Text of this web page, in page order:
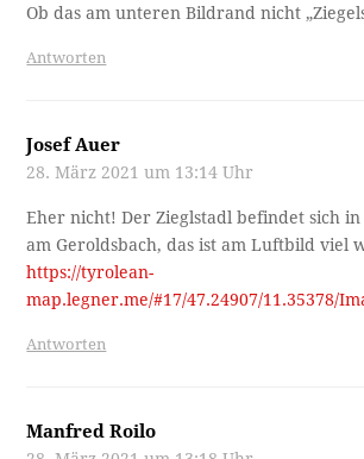
Ob das am unteren Bildrand nicht
Antworten
Josef Auer
28. März 2021 um 13:14 Uhr
Eher nicht! Der Zieglstadl befindet sich in
am Geroldsbach, das ist am Luftbild viel
https://tyrolean-
map.legner.me/#17/47.24907/11.35378/
Antworten
Manfred Roilo